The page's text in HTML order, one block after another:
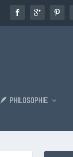
🪶 PHILOSOPHIE